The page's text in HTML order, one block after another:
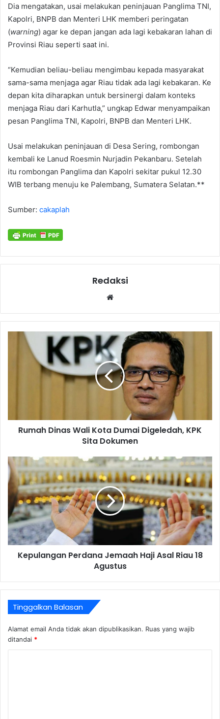
Dia mengatakan, usai melakukan peninjauan Panglima TNI,
Kapolri, BNPB dan Menteri LHK memberi peringatan
(warning) agar ke depan jangan ada lagi kebakaran lahan di
Provinsi Riau seperti saat ini.
“Kemudian beliau-beliau mengimbau kepada masyarakat
sama-sama menjaga agar Riau tidak ada lagi kebakaran. Ke
depan kita diharapkan untuk bersinergi dalam konteks
menjaga Riau dari Karhutla,” ungkap Edwar menyampaikan
pesan Panglima TNI, Kapolri, BNPB dan Menteri LHK.
Usai melakukan peninjauan di Desa Sering, rombongan
kembali ke Lanud Roesmin Nurjadin Pekanbaru. Setelah
itu rombongan Panglima dan Kapolri sekitar pukul 12.30
WIB terbang menuju ke Palembang, Sumatera Selatan.**
Sumber: cakaplah
Redaksi
Rumah Dinas Wali Kota Dumai Digeledah, KPK
Sita Dokumen
Kepulangan Perdana Jemaah Haji Asal Riau 18
Agustus
Tinggalkan Balasan
Alamat email Anda tidak akan dipublikasikan. Ruas yang wajib
ditandai *